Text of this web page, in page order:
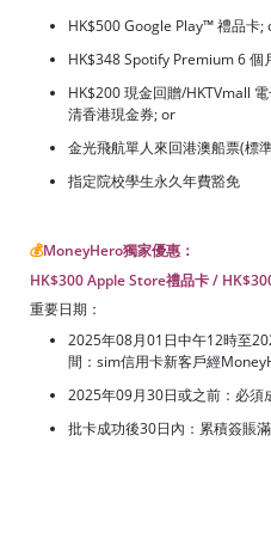
HK$500 Google Play™ 禮品卡;
HK$348 Spotify Premium 6 個
HK$200 現金回贈/HKTVmall
清香港現金券; or
金光飛航單人來回港澳船票(標
指定院校學生永久年費豁免
💰MoneyHero獨家優惠：
HK$300 Apple Store禮品卡 /
重要日期：
2025年08月01日中午12時至
間：sim信用卡新客戶經
2025年09月30日或之前：必須
批卡成功後30日內：累積簽賬